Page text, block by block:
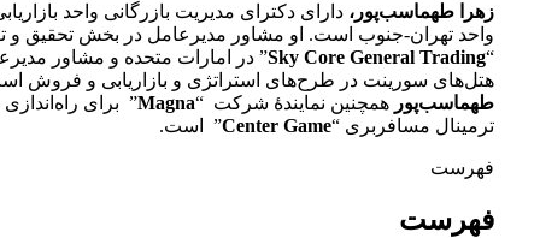
زهرا طهماسب‌پور، دارای دکترای مدیریت بازرگانی واحد
واحد تهران-جنوب است. او مشاور مدیرعامل در بخش تحقیق
“
Sky Core General Trading” در امارات متحده و مشاور
هتل‌های سورینت در طرح‌های استراتژی و بازاریابی و فروش
طهماسب‌پور همچنین نمایندۀ شرکت “Magna” برای
ترمینال مسافربری “Center Game” است.
فهرست
فهرست